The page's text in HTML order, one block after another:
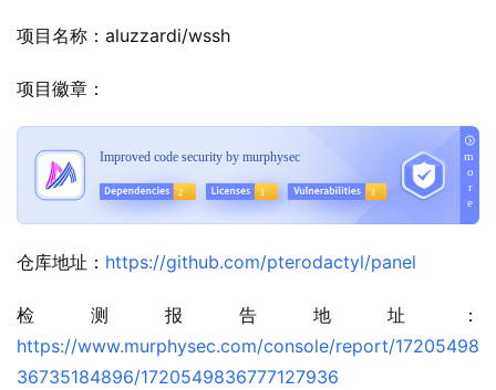
项目名称：aluzzardi/wssh
项目徽章：
仓库地址： https://github.com/pterodactyl/panel
检测报告地址：
https://www.murphysec.com/console/report/17205498
36735184896/1720549836777127936